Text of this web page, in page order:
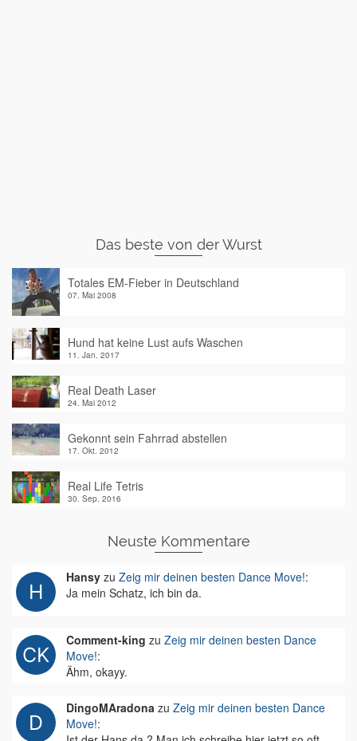
Das beste von der Wurst
Totales EM-Fieber in Deutschland
07. Mai 2008
Hund hat keine Lust aufs Waschen
11. Jan. 2017
Real Death Laser
24. Mai 2012
Gekonnt sein Fahrrad abstellen
17. Okt. 2012
Real Life Tetris
30. Sep. 2016
Neuste Kommentare
Hansy zu Zeig mir deinen besten Dance Move!:
Ja mein Schatz, ich bin da.
Comment-king zu Zeig mir deinen besten Dance
Move!:
Ähm, okayy.
DingoMAradona zu Zeig mir deinen besten Dance
Move!: